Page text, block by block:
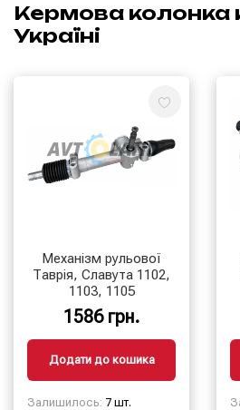
Кермова колонка
Україні
Механізм рульової
Таврія, Славута 1102,
1103, 1105
1586 грн.
Додати до кошика
Залишилось: 7 шт.